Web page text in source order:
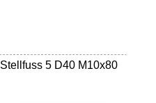
Stellfuss 5 D40 M10x80